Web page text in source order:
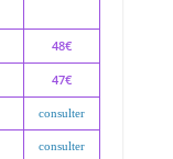
48€
47€
consulter
consulter